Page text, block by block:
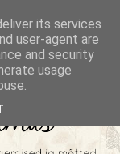
its services
user-agent are
and security
usage